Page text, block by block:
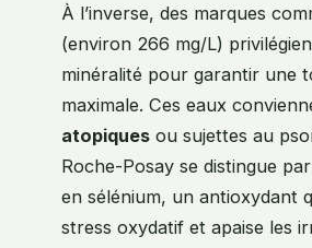
À l’inverse, des marques
(environ 266 mg/L)
minéralité pour garantir une
maximale. Ces eaux
atopiques ou sujettes au
Roche-Posay se distingue
en sélénium, un antioxydant
stress oxydatif et apaise les